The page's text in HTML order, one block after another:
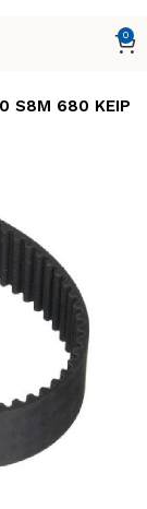
0
S8M 680